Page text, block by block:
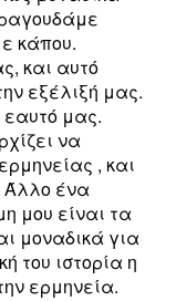
κάπου.
και αυτό
εξέλιξή μας.
εαυτό μας.
να
, και
Άλλο ένα
μου είναι τα
μοναδικά για
του ιστορία η
ερμηνεία.